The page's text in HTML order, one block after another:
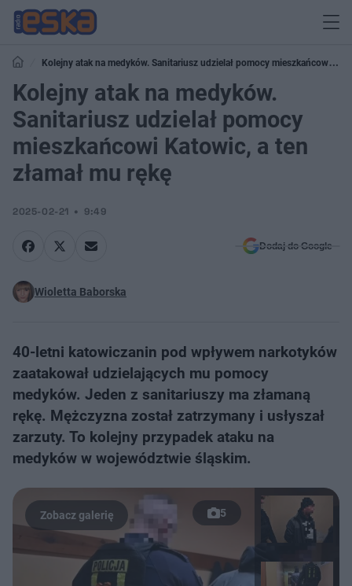
Kolejny atak na medyków. Sanitariusz udzielał pomocy mieszkańcowi
Katowic, a ten złamał mu rękę
Kolejny atak na medyków.
Sanitariusz udzielał pomocy
mieszkańcowi Katowic, a ten
złamał mu rękę
2025-02-21 9:49
Dodaj do Google
Wioletta Baborska
40-letni katowiczanin pod wpływem narkotyków
zaatakował udzielających mu pomocy
medyków. Jeden z sanitariuszy ma złamaną
rękę. Mężczyzna został zatrzymany i usłyszał
zarzuty. To kolejny przypadek ataku na
medyków w województwie śląskim.
5